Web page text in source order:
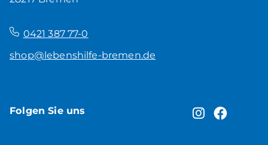
0421 387 77-0
shop@lebenshilfe-bremen.de
Folgen Sie uns